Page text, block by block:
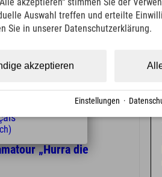
„Hurra die
Auswahl treffen und erteilte
Sie in unserer Datenschutzerklärung.
akzeptieren
Einstellungen ·